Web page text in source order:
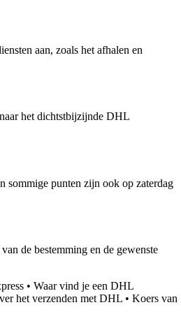
aan, zoals het afhalen en
het dichtstbijzijnde DHL
sommige punten zijn ook op zaterdag
de bestemming en de gewenste
• Waar vind je een DHL
het verzenden met DHL • Koers van